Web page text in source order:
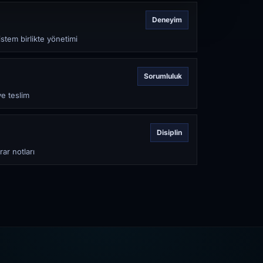
Deneyim
birlikte yönetimi
Sorumluluk
teslim
Disiplin
notları